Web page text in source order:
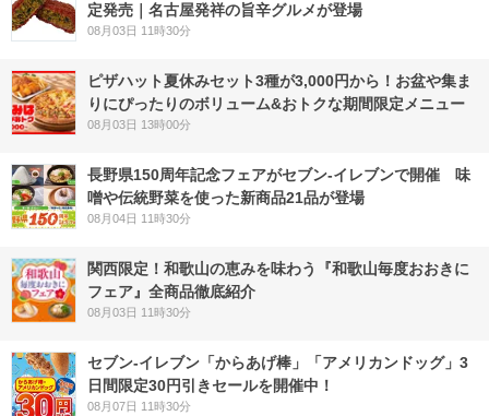
定発売｜名古屋発祥の旨辛グルメが登場
08月03日 11時30分
ピザハット夏休みセット3種が3,000円から！お盆や集ま
りにぴったりのボリューム&おトクな期間限定メニュー
08月03日 13時00分
長野県150周年記念フェアがセブン-イレブンで開催 味
噌や伝統野菜を使った新商品21品が登場
08月04日 11時30分
関西限定！和歌山の恵みを味わう『和歌山毎度おおきに
フェア』全商品徹底紹介
08月03日 11時30分
セブン‐イレブン「からあげ棒」「アメリカンドッグ」3
日間限定30円引きセールを開催中！
08月07日 11時30分